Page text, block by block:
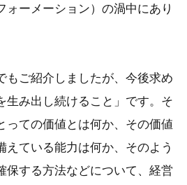
ォーメーション）の渦中にあり
もご紹介しましたが、今後求め
生み出し続けること」です。そ
っての価値とは何か、その価値
えている能力は何か、そのよう
保する方法などについて、経営